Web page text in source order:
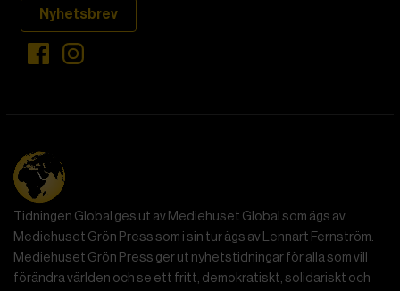
Nyhetsbrev
Tidningen Global ges ut av Mediehuset Global som ägs av
Mediehuset Grön Press som i sin tur ägs av Lennart Fernström.
Mediehuset Grön Press ger ut nyhetstidningar för alla som vill
förändra världen och se ett fritt, demokratiskt, solidariskt och